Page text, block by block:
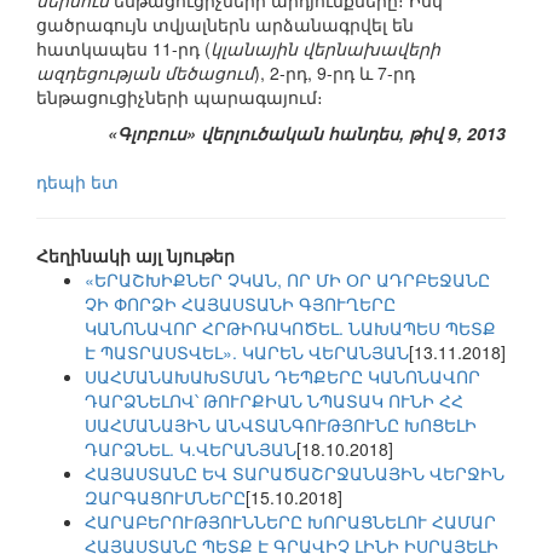
ցածրագույն տվյալներն արձանագրվել են
հատկապես 11-րդ (կլանային վերնախավերի
ազդեցության մեծացում), 2-րդ, 9-րդ և 7-րդ
ենթացուցիչների պարագայում։
«Գլոբուս» վերլուծական հանդես, թիվ 9, 2013
դեպի ետ
Հեղինակի այլ նյութեր
«ԵՐԱՇԽԻՔՆԵՐ ՉԿԱՆ, ՈՐ ՄԻ ՕՐ ԱԴՐԲԵՋԱՆԸ
ՉԻ ՓՈՐՁԻ ՀԱՅԱՍՏԱՆԻ ԳՅՈՒՂԵՐԸ
ԿԱՆՈՆԱՎՈՐ ՀՐԹԻՌԱԿՈԾԵԼ. ՆԱԽԱՊԵՍ ՊԵՏՔ
Է ՊԱՏՐԱՍՏՎԵԼ». ԿԱՐԵՆ ՎԵՐԱՆՅԱՆ[13.11.2018]
ՍԱՀՄԱՆԱԽԱԽՏՄԱՆ ԴԵՊՔԵՐԸ ԿԱՆՈՆԱՎՈՐ
ԴԱՐՁՆԵԼՈՎ՝ ԹՈՒՐՔԻԱՆ ՆՊԱՏԱԿ ՈՒՆԻ ՀՀ
ՍԱՀՄԱՆԱՅԻՆ ԱՆՎՏԱՆԳՈՒԹՅՈՒՆԸ ԽՈՑԵԼԻ
ԴԱՐՁՆԵԼ. Կ.ՎԵՐԱՆՅԱՆ[18.10.2018]
ՀԱՅԱՍՏԱՆԸ ԵՎ ՏԱՐԱԾԱՇՐՋԱՆԱՅԻՆ ՎԵՐՋԻՆ
ԶԱՐԳԱՑՈՒՄՆԵՐԸ[15.10.2018]
ՀԱՐԱԲԵՐՈՒԹՅՈՒՆՆԵՐԸ ԽՈՐԱՑՆԵԼՈՒ ՀԱՄԱՐ
ՀԱՅԱՍՏԱՆԸ ՊԵՏՔ Է ԳՐԱՎԻՉ ԼԻՆԻ ԻՍՐԱՅԵԼԻ